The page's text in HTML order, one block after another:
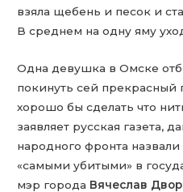
взяла щебень и песок и
В среднем на одну яму
Одна девушка в Омске
покинуть сей прекрасный
хорошо бы сделать что
заявляет русская газета,
народного фронта
«самыми убитыми» в
мэр города Вячеслав